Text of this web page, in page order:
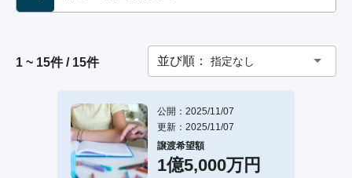
1 ~ 15件 / 15件 並び順： 指定なし
公開：2025/11/07
更新：2025/11/07
譲渡希望額
1億5,000万円